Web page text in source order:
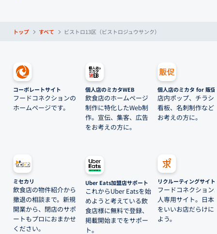
トップ すべて ビストロ13区（ビストロジュウサンク）
コーポレートサイト
フードコネクションの
ホームページです。
ミセカリ
飲食店の物件紹介から
撤退の相談まで。新規
開業から、閉店のサポ
ートもプロにおまかせ
ください。
個人店のミカタWEB
飲食店のホームページ
制作に特化したWeb制
作。宣伝、集客、広告
をお考えの方に。
Uber Eats加盟店サポート
これからUber Eatsを始
めようと考えている飲
食店様に無料で登録、
掲載開始までをサポー
ト。
個人店のミカタ for 販促
店内ポップ、チラシ
看板、名刺制作など
お考えの方に。
リクルーティングサイト
フードコネクション
人専用サイト。日本
をいいお店だらけに
よう。